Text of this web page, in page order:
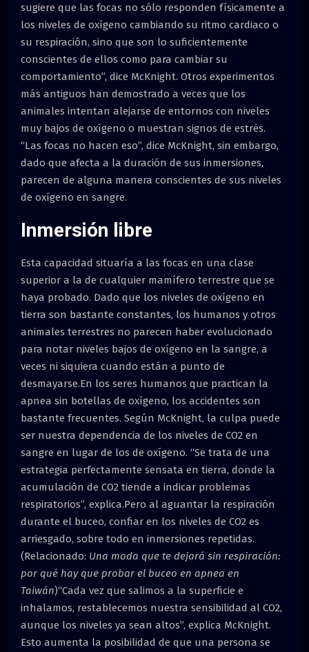
sugiere que las focas no sólo responden físicamente a
los niveles de oxígeno cambiando su ritmo cardiaco o
su respiración, sino que son lo suficientemente
conscientes de ellos como para cambiar su
comportamiento”, dice McKnight. Otros experimentos
más antiguos han demostrado a veces que los
animales intentan alejarse de entornos con niveles
muy bajos de oxígeno o muestran signos de estrés.
“Las focas no hacen eso”, dice McKnight, sin embargo,
dado que afecta a la duración de sus inmersiones,
parecen de alguna manera conscientes de sus niveles
de oxígeno en sangre.
Inmersión libre
Esta capacidad situaría a las focas en una clase
superior a la de cualquier mamífero terrestre que se
haya probado. Dado que los niveles de oxígeno en
tierra son bastante constantes, los humanos y otros
animales terrestres no parecen haber evolucionado
para notar niveles bajos de oxígeno en la sangre, a
veces ni siquiera cuando están a punto de
desmayarse.En los seres humanos que practican la
apnea sin botellas de oxígeno, los accidentes son
bastante frecuentes. Según McKnight, la culpa puede
ser nuestra dependencia de los niveles de CO2 en
sangre en lugar de los de oxígeno. “Se trata de una
estrategia perfectamente sensata en tierra, donde la
acumulación de CO2 tiende a indicar problemas
respiratorios”, explica.Pero al aguantar la respiración
durante el buceo, confiar en los niveles de CO2 es
arriesgado, sobre todo en inmersiones repetidas.
(Relacionado: Una moda que te dejará sin respiración:
por qué hay que probar el buceo en apnea en
Taiwán)“Cada vez que salimos a la superficie e
inhalamos, restablecemos nuestra sensibilidad al CO2,
aunque los niveles ya sean altos”, explica McKnight.
Esto aumenta la posibilidad de que una persona se